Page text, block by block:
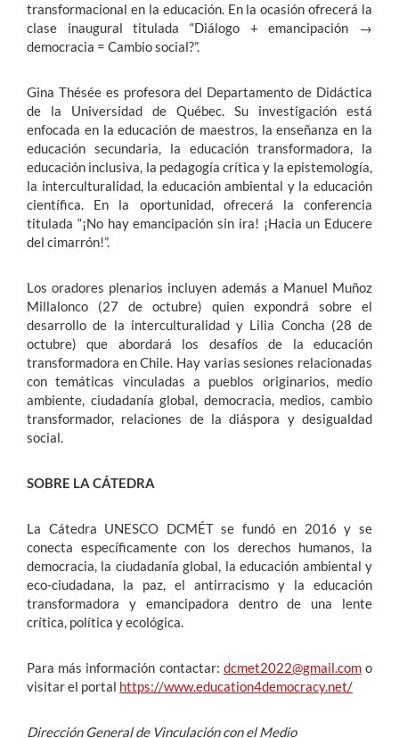
transformacional en la educación. En la ocasión ofrecerá la
clase inaugural titulada “Diálogo + emancipación →
democracia = Cambio social?”.
Gina Thésée es profesora del Departamento de Didáctica
de la Universidad de Québec. Su investigación está
enfocada en la educación de maestros, la enseñanza en la
educación secundaria, la educación transformadora, la
educación inclusiva, la pedagogía crítica y la epistemología,
la interculturalidad, la educación ambiental y la educación
científica. En la oportunidad, ofrecerá la conferencia
titulada “¡No hay emancipación sin ira! ¡Hacia un Educere
del cimarrón!”.
Los oradores plenarios incluyen además a Manuel Muñoz
Millalonco (27 de octubre) quien expondrá sobre el
desarrollo de la interculturalidad y Lilia Concha (28 de
octubre) que abordará los desafíos de la educación
transformadora en Chile. Hay varias sesiones relacionadas
con temáticas vinculadas a pueblos originarios, medio
ambiente, ciudadanía global, democracia, medios, cambio
transformador, relaciones de la diáspora y desigualdad
social.
SOBRE LA CÁTEDRA
La Cátedra UNESCO DCMÉT se fundó en 2016 y se
conecta específicamente con los derechos humanos, la
democracia, la ciudadanía global, la educación ambiental y
eco-ciudadana, la paz, el antirracismo y la educación
transformadora y emancipadora dentro de una lente
crítica, política y ecológica.
Para más información contactar: dcmet2022@gmail.como
visitar el portal https://www.education4democracy.net/
Dirección General de Vinculación con el Medio